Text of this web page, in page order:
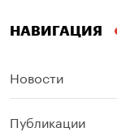
НАВИГАЦИЯ
Новости
Публикации